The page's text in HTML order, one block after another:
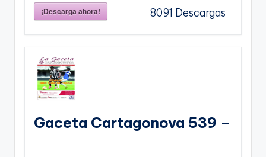
¡Descarga ahora! 8091 Descargas
Gaceta Cartagonova 539 –